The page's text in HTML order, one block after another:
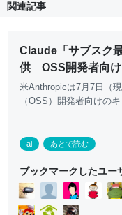
関連記事
Claude「サブスク
供 OSS開発者向け
米Anthropicは7月7日（
（OSS）開発者向けの
ai あとで読む
ブックマークしたユー